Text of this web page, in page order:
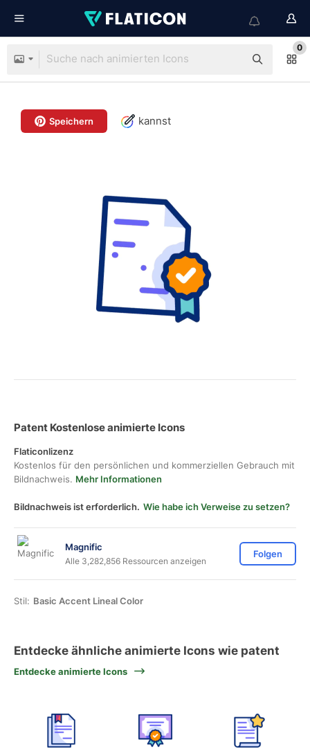
0
Speichern kannst
Patent Kostenlose animierte Icons
Flaticonlizenz
Kostenlos für den persönlichen und kommerziellen Gebrauch mit
Bildnachweis. Mehr Informationen
Bildnachweis ist erforderlich. Wie habe ich Verweise zu setzen?
Magnific
Alle 3,282,856 Ressourcen anzeigen
Folgen
Stil: Basic Accent Lineal Color
Entdecke ähnliche animierte Icons wie patent
Entdecke animierte Icons